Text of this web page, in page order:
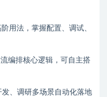
用法，掌握配置、调试、
编排核心逻辑，可自主搭
、调研多场景自动化落地